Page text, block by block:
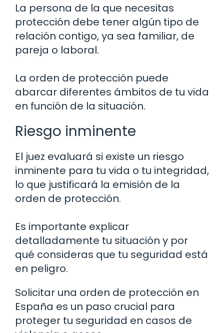
La persona de la que necesitas
protección debe tener algún tipo de
relación contigo, ya sea familiar, de
pareja o laboral.
La orden de protección puede
abarcar diferentes ámbitos de tu vida
en función de la situación.
Riesgo inminente
El juez evaluará si existe un riesgo
inminente para tu vida o tu integridad,
lo que justificará la emisión de la
orden de protección.
Es importante explicar
detalladamente tu situación y por
qué consideras que tu seguridad está
en peligro.
Solicitar una orden de protección en
España es un paso crucial para
proteger tu seguridad en casos de